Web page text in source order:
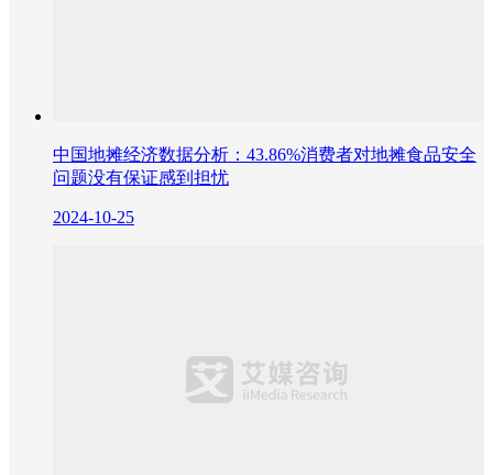
中国地摊经济数据分析：43.86%消费者对地摊食品安全
问题没有保证感到担忧
2024-10-25